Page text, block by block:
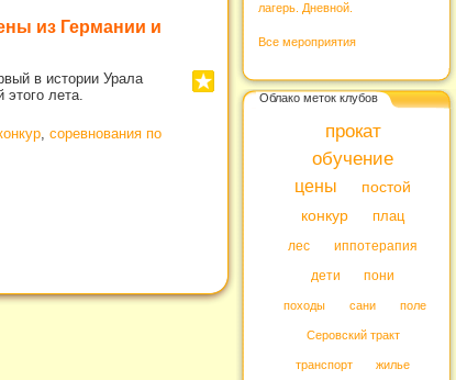
из Германии и
в истории Урала
этого лета.
, соревнования по
лагерь. Дневной.
Все мероприятия
Облако меток клубов
прокат
обучение
цены
постой
конкур
плац
лес
иппотерапия
дети
пони
походы сани поле
Серовский тракт
транспорт жилье